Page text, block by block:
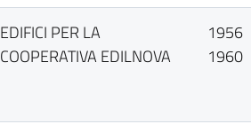
EDIFICI PER LA
COOPERATIVA EDILNOVA
1956
1960